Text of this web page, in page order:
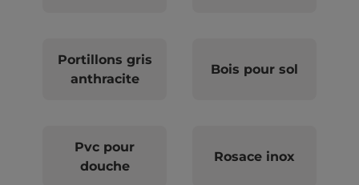
Portillons gris
anthracite
Bois pour sol
Pvc pour
douche
Rosace inox